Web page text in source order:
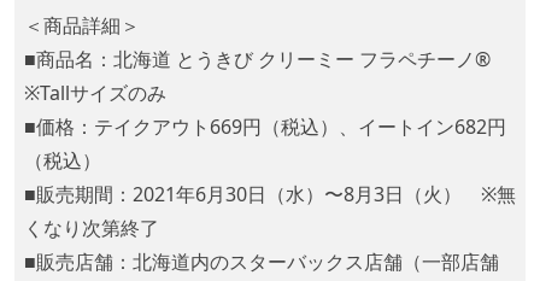
⁡＜商品詳細＞⁡
■商品名：北海道 とうきび クリーミー フラペチーノ®
※Tallサイズのみ
■価格：テイクアウト669円（税込）、イートイン682円
（税込）
■販売期間：2021年6月30日（水）〜8月3日（火） ※無
くなり次第終了
■販売店舗：北海道内のスターバックス店舗（一部店舗